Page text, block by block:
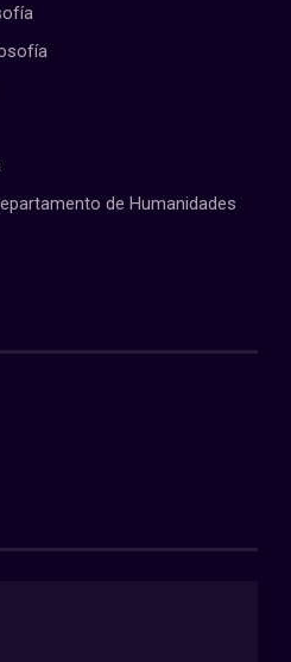
de Humanidades